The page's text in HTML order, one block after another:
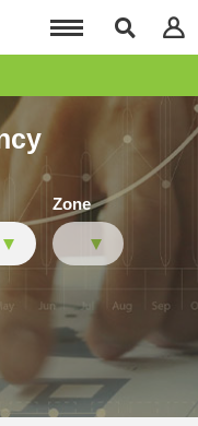
Zone